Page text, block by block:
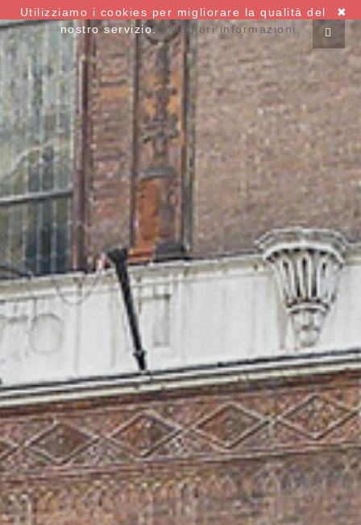
✖
Utilizziamo i cookies per migliorare la qualità del
nostro servizio. Maggiori informazioni.